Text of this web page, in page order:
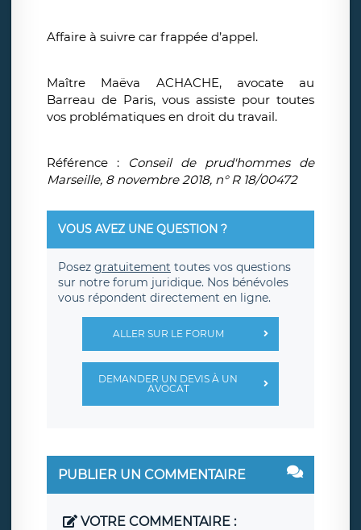
Affaire à suivre car frappée d’appel.
Maître Maëva ACHACHE, avocate au
Barreau de Paris, vous assiste pour toutes
vos problématiques en droit du travail.
Référence :
Conseil de prud'hommes de
Marseille, 8 novembre 2018, n° R 18/00472
VOUS AVEZ UNE QUESTION ?
Posez gratuitement toutes vos questions
sur notre forum juridique. Nos bénévoles
vous répondent directement en ligne.
ALLER SUR LE FORUM
DEMANDER UN DEVIS À UN
AVOCAT
PUBLIER UN COMMENTAIRE
VOTRE COMMENTAIRE :